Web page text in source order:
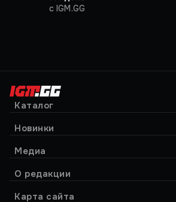
c IGM.GG
Каталог
Новинки
Медиа
О редакции
Карта сайта